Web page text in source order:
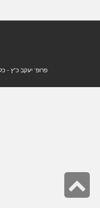
פרופ' יעקב כ"ץ - כל
לראש